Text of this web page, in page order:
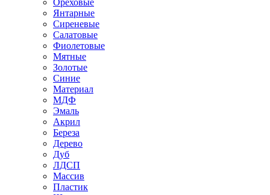
Ореховые
Янтарные
Сиреневые
Салатовые
Фиолетовые
Мятные
Золотые
Синие
Материал
МДФ
Эмаль
Акрил
Береза
Дерево
Дуб
ЛДСП
Массив
Пластик